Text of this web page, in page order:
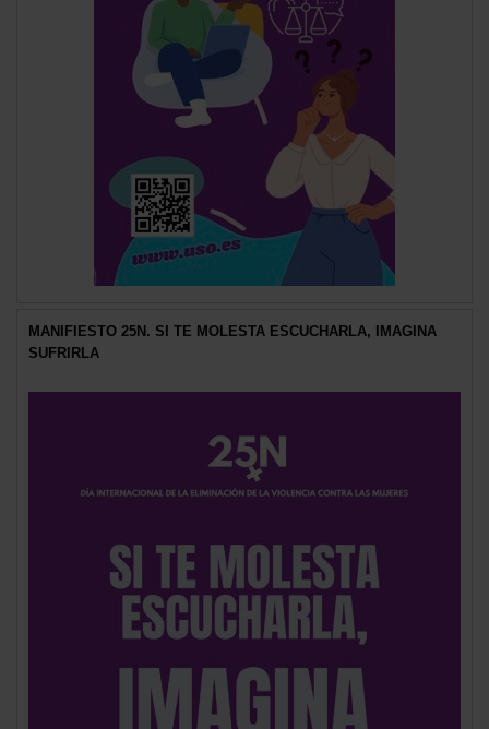
MANIFIESTO 25N. SI TE MOLESTA ESCUCHARLA, IMAGINA
SUFRIRLA